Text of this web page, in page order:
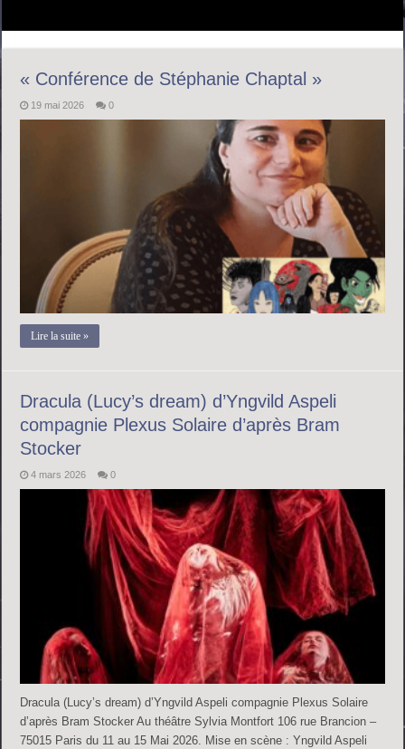
« Conférence de Stéphanie Chaptal »
19 mai 2026 0
Lire la suite »
Dracula (Lucy’s dream) d’Yngvild Aspeli
compagnie Plexus Solaire d’après Bram
Stocker
4 mars 2026 0
Dracula (Lucy’s dream) d’Yngvild Aspeli compagnie Plexus Solaire
d’après Bram Stocker Au théâtre Sylvia Montfort 106 rue Brancion –
75015 Paris du 11 au 15 Mai 2026. Mise en scène : Yngvild Aspeli